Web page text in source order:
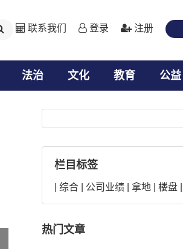
联系我们 登录 注册
法治 文化 教育 公益
栏目标签
综合 公司业绩 拿地 楼盘
热门文章